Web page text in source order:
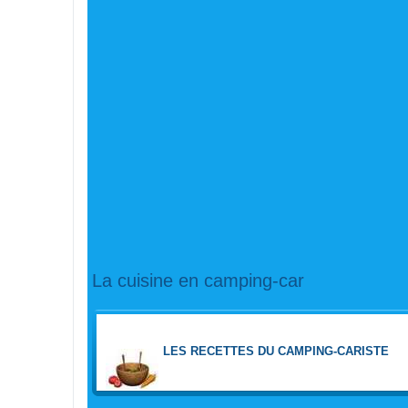
La cuisine en camping-car
LES RECETTES DU CAMPING-CARISTE